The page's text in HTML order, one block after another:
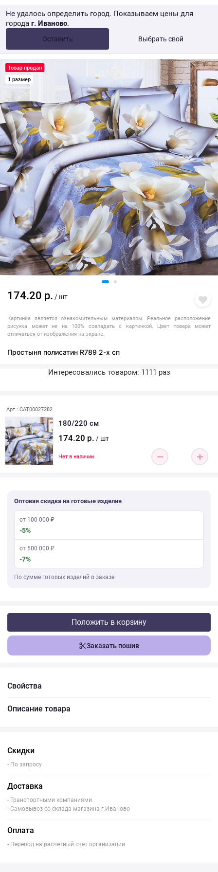
Не удалось определить город. Показываем цены для
города г. Иваново.
Оставить Выбрать свой
от 10 000 ₽ Розница → WB
Товар продан
1 размер
174.20 р. / шт
Картинка является ознакомительным материалом. Реальное расположение
рисунка может не на 100% совпадать с картинкой. Цвет товара может
отличаться от изображения на экране.
Простыня полисатин R789 2-х сп
Интересовались товаром: 1111 раз
Арт.: CAT00027282
180/220 см
174.20 р. / шт
Нет в наличии
Оптовая скидка на готовые изделия
от 100 000 ₽
-5%
от 500 000 ₽
-7%
По сумме готовых изделий в заказе.
Положить в корзину
Заказать пошив
Свойства
Описание товара
Скидки
- По запросу
Доставка
- Транспортными компаниями
- Самовывоз со склада магазина г.Иваново
Оплата
- Перевод на расчетный счет организации